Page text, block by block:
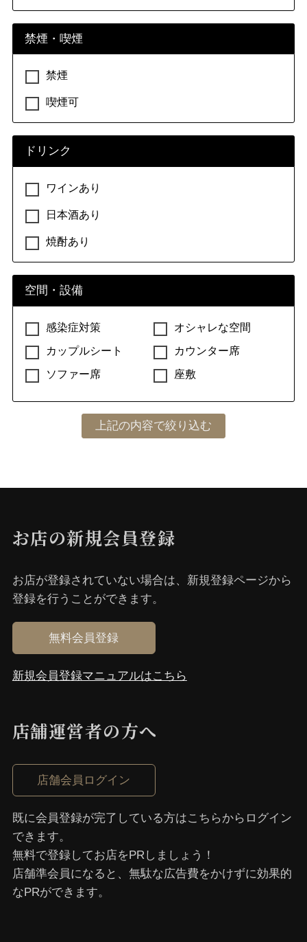
禁煙・喫煙
禁煙
喫煙可
ドリンク
ワインあり
日本酒あり
焼酎あり
空間・設備
感染症対策
オシャレな空間
カップルシート
カウンター席
ソファー席
座敷
お店の新規会員登録
お店が登録されていない場合は、新規登録ページから
登録を⾏うことができます。
無料会員登録
新規会員登録マニュアルはこちら
店舗運営者の⽅へ
店舗会員ログイン
既に会員登録が完了している⽅はこちらからログイン
できます。
無料で登録してお店をPRしましょう！
店舗準会員になると、無駄な広告費をかけずに効果的
なPRができます。